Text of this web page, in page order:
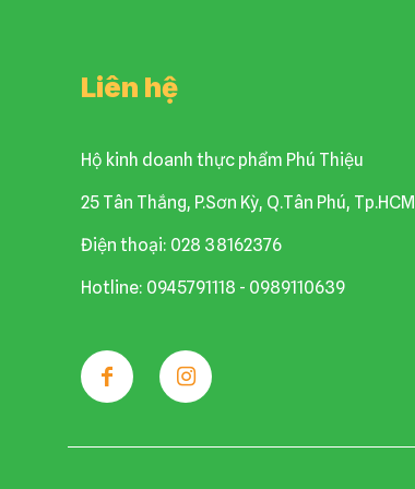
Liên hệ
Hộ kinh doanh thực phẩm Phú Thiệu
25 Tân Thắng, P.Sơn Kỳ, Q.Tân Phú, Tp.HCM
Điện thoại: 028 38162376
Hotline: 0945791118 - 0989110639